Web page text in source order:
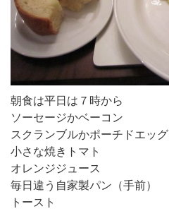
朝食は平日は７時から
ソーセージかベーコン
スクランブルかポーチドエッグ
小さな焼きトマト
オレンジジュース
毎日違う自家製パン（手前）
トースト